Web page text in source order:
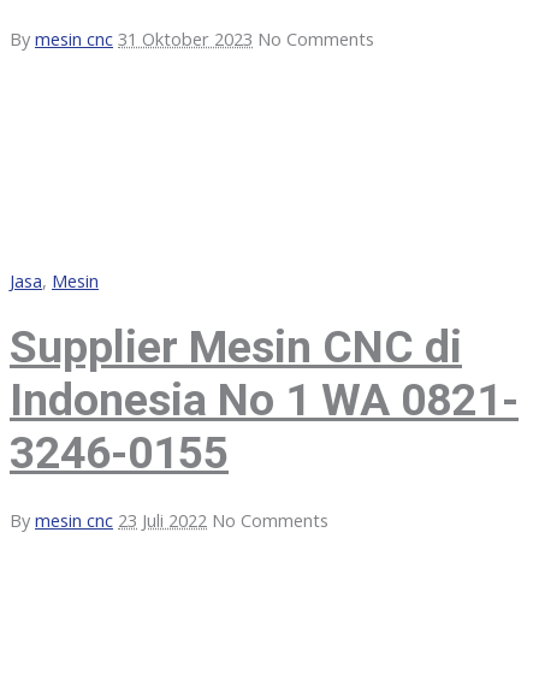
By mesin cnc 31 Oktober 2023 No Comments
Jasa, Mesin
Supplier Mesin CNC di
Indonesia No 1 WA 0821-
3246-0155
By mesin cnc 23 Juli 2022 No Comments